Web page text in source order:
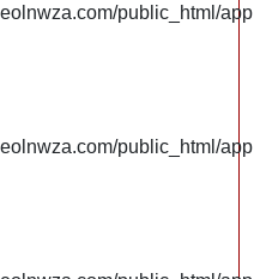
public_html/
public_html/